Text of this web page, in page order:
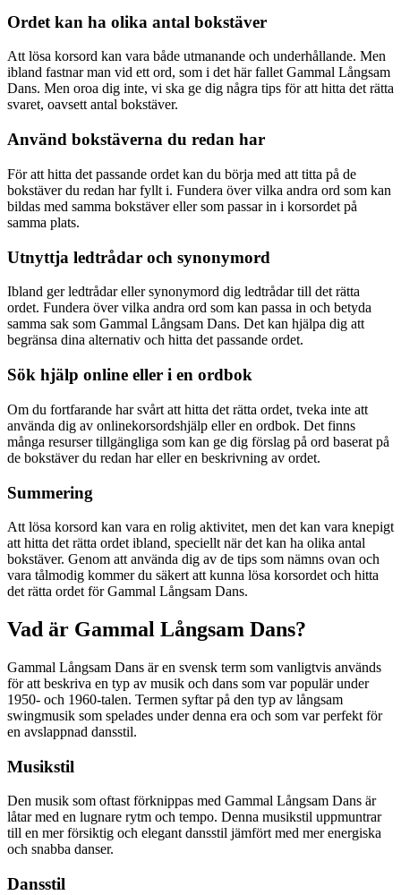
Ordet kan ha olika antal bokstäver
Att lösa korsord kan vara både utmanande och underhållande. Men
ibland fastnar man vid ett ord, som i det här fallet Gammal Långsam
Dans. Men oroa dig inte, vi ska ge dig några tips för att hitta det rätta
svaret, oavsett antal bokstäver.
Använd bokstäverna du redan har
För att hitta det passande ordet kan du börja med att titta på de
bokstäver du redan har fyllt i. Fundera över vilka andra ord som kan
bildas med samma bokstäver eller som passar in i korsordet på
samma plats.
Utnyttja ledtrådar och synonymord
Ibland ger ledtrådar eller synonymord dig ledtrådar till det rätta
ordet. Fundera över vilka andra ord som kan passa in och betyda
samma sak som Gammal Långsam Dans. Det kan hjälpa dig att
begränsa dina alternativ och hitta det passande ordet.
Sök hjälp online eller i en ordbok
Om du fortfarande har svårt att hitta det rätta ordet, tveka inte att
använda dig av onlinekorsordshjälp eller en ordbok. Det finns
många resurser tillgängliga som kan ge dig förslag på ord baserat på
de bokstäver du redan har eller en beskrivning av ordet.
Summering
Att lösa korsord kan vara en rolig aktivitet, men det kan vara knepigt
att hitta det rätta ordet ibland, speciellt när det kan ha olika antal
bokstäver. Genom att använda dig av de tips som nämns ovan och
vara tålmodig kommer du säkert att kunna lösa korsordet och hitta
det rätta ordet för Gammal Långsam Dans.
Vad är Gammal Långsam Dans?
Gammal Långsam Dans är en svensk term som vanligtvis används
för att beskriva en typ av musik och dans som var populär under
1950- och 1960-talen. Termen syftar på den typ av långsam
swingmusik som spelades under denna era och som var perfekt för
en avslappnad dansstil.
Musikstil
Den musik som oftast förknippas med Gammal Långsam Dans är
låtar med en lugnare rytm och tempo. Denna musikstil uppmuntrar
till en mer försiktig och elegant dansstil jämfört med mer energiska
och snabba danser.
Dansstil